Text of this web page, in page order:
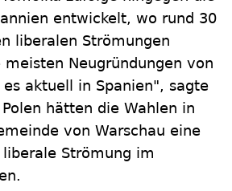
entwickelt, wo rund 30
liberalen Strömungen
Neugründungen von
aktuell in Spanien", sagte
hätten die Wahlen in
von Warschau eine
Strömung im